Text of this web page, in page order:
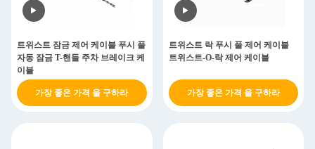
트위스트 잠금 제어 케이블 푸시 풀
자동 잠금 T-핸들 주차 브레이크 케
이블
가장 좋은 가격 을 구하라
트위스트 락 푸시 풀 제어 케이블
트위스트-O-락 제어 케이블
가장 좋은 가격 을 구하라